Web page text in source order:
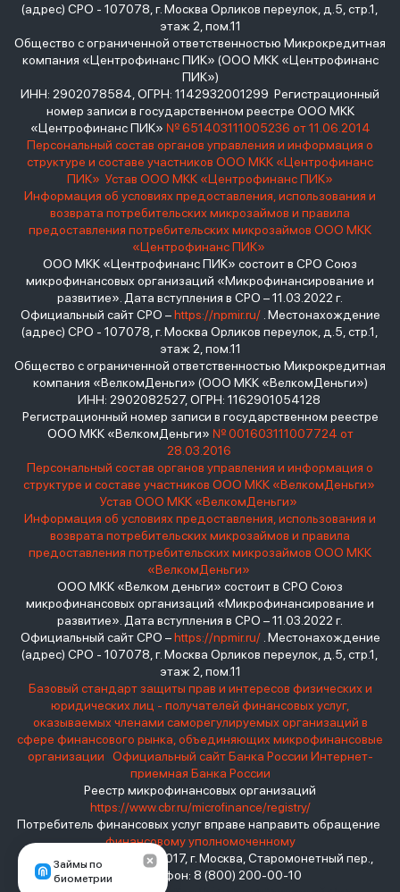
Займы по
биометрии
(адрес) СРО - 107078, г. Москва Орликов переулок, д.5, стр.1,
этаж 2, пом.11
Общество с ограниченной ответственностью Микрокредитная
компания «Центрофинанс ПИК» (ООО МКК «Центрофинанс
ПИК»)
ИНН: 2902078584, ОГРН: 1142932001299 Регистрационный
номер записи в государственном реестре ООО МКК
«Центрофинанс ПИК» № 651403111005236 от 11.06.2014
Персональный состав органов управления и информация о
структуре и составе участников ООО МКК «Центрофинанс
ПИК» Устав ООО МКК «Центрофинанс ПИК»
Информация об условиях предоставления, использования и
возврата потребительских микрозаймов и правила
предоставления потребительских микрозаймов ООО МКК
«Центрофинанс ПИК»
ООО МКК «Центрофинанс ПИК» состоит в СРО Союз
микрофинансовых организаций «Микрофинансирование и
развитие». Дата вступления в СРО – 11.03.2022 г.
Официальный сайт СРО –https://npmir.ru/. Местонахождение
(адрес) СРО - 107078, г. Москва Орликов переулок, д.5, стр.1,
этаж 2, пом.11
Общество с ограниченной ответственностью Микрокредитная
компания «ВелкомДеньги» (ООО МКК «ВелкомДеньги»)
ИНН: 2902082527, ОГРН: 1162901054128
Регистрационный номер записи в государственном реестре
ООО МКК «ВелкомДеньги» № 001603111007724 от
28.03.2016
Персональный состав органов управления и информация о
структуре и составе участников ООО МКК «ВелкомДеньги»
Устав ООО МКК «ВелкомДеньги»
Информация об условиях предоставления, использования и
возврата потребительских микрозаймов и правила
предоставления потребительских микрозаймов ООО МКК
«ВелкомДеньги»
ООО МКК «Велком деньги» состоит в СРО Союз
микрофинансовых организаций «Микрофинансирование и
развитие». Дата вступления в СРО – 11.03.2022 г.
Официальный сайт СРО –https://npmir.ru/. Местонахождение
(адрес) СРО - 107078, г. Москва Орликов переулок, д.5, стр.1,
этаж 2, пом.11
Базовый стандарт защиты прав и интересов физических и
юридических лиц - получателей финансовых услуг,
оказываемых членами саморегулируемых организаций в
сфере финансового рынка, объединяющих микрофинансовые
организации
Официальный сайт Банка России Интернет-
приемная Банка России
Реестр микрофинансовых организаций
https://www.cbr.ru/microfinance/registry/
Потребитель финансовых услуг вправе направить обращение
финансовому уполномоченному
Место нахождения: 119017, г. Москва, Старомонетный пер.,
дом 3 Телефон: 8 (800) 200-00-10